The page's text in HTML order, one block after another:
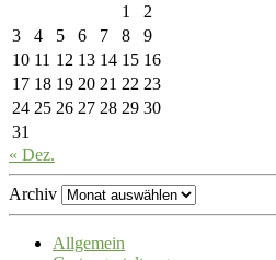
1
2
3
4 5 6 7 8
9
10 11 12 13 14 15 16
17 18 19 20 21 22 23
24 25 26 27 28 29 30
31
« Dez.
Archiv
Allgemein